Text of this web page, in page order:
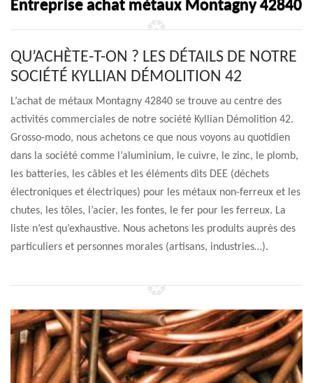
Entreprise achat métaux Montagny 42840
QU’ACHÈTE-T-ON ? LES DÉTAILS DE NOTRE
SOCIÉTÉ KYLLIAN DÉMOLITION 42
L’achat de métaux Montagny 42840 se trouve au centre des
activités commerciales de notre société Kyllian Démolition 42.
Grosso-modo, nous achetons ce que nous voyons au quotidien
dans la société comme l’aluminium, le cuivre, le zinc, le plomb,
les batteries, les câbles et les éléments dits DEE (déchets
électroniques et électriques) pour les métaux non-ferreux et les
chutes, les tôles, l’acier, les fontes, le fer pour les ferreux. La
liste n’est qu’exhaustive. Nous achetons les produits auprès des
particuliers et personnes morales (artisans, industries…).